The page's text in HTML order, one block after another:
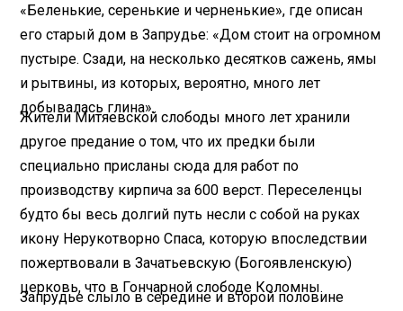
«Беленькие, серенькие и черненькие», где описан
его старый дом в Запрудье: «Дом стоит на огромном
пустыре. Сзади, на несколько десятков сажень, ямы
и рытвины, из которых, вероятно, много лет
добывалась глина».
Жители Митяевской слободы много лет хранили
другое предание о том, что их предки были
специально присланы сюда для работ по
производству кирпича за 600 верст. Переселенцы
будто бы весь долгий путь несли с собой на руках
икону Нерукотворно Спаса, которую впоследствии
пожертвовали в Зачатьевскую (Богоявленскую)
церковь, что в Гончарной слободе Коломны.
Запрудье слыло в середине и второй половине